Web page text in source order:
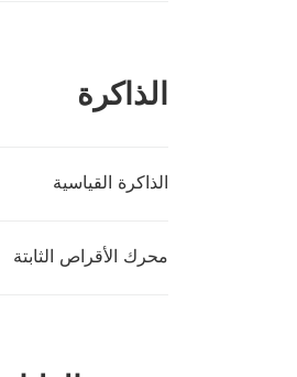
الذاكرة
الذاكرة القياسية
محرك الأقراص الثابتة